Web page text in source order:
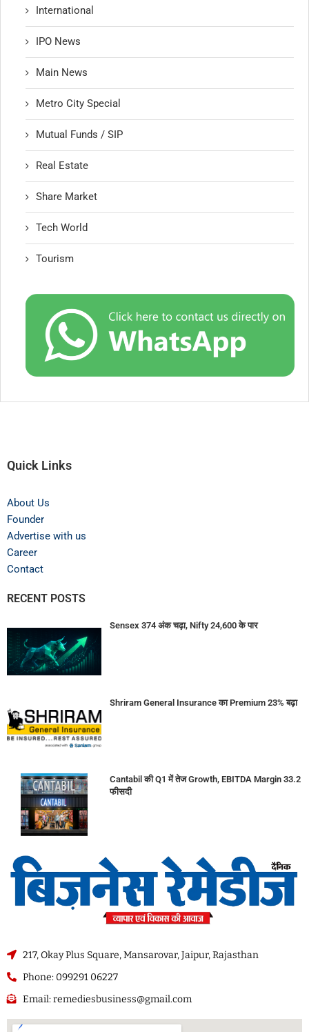
International
IPO News
Main News
Metro City Special
Mutual Funds / SIP
Real Estate
Share Market
Tech World
Tourism
Quick Links
About Us
Founder
Advertise with us
Career
Contact
RECENT POSTS
Sensex 374 अंक चढ़ा, Nifty 24,600 के पार
Shriram General Insurance का Premium 23% बढ़ा
Cantabil की Q1 में तेज Growth, EBITDA Margin 33.2
फीसदी
217, Okay Plus Square, Mansarovar, Jaipur, Rajasthan
Phone: 099291 06227
Email: remediesbusiness@gmail.com